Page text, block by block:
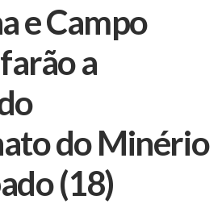
e Campo
a
do Minério
(18)